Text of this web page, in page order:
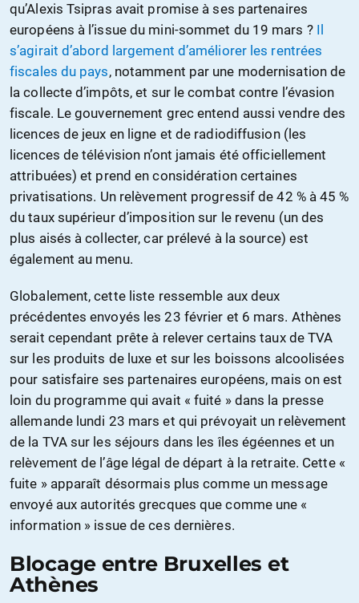
qu’Alexis Tsipras avait promise à ses partenaires
européens à l’issue du mini-sommet du 19 mars ? Il
s’agirait d’abord largement d’améliorer les rentrées
fiscales du pays, notamment par une modernisation de
la collecte d’impôts, et sur le combat contre l’évasion
fiscale. Le gouvernement grec entend aussi vendre des
licences de jeux en ligne et de radiodiffusion (les
licences de télévision n’ont jamais été officiellement
attribuées) et prend en considération certaines
privatisations. Un relèvement progressif de 42 % à 45 %
du taux supérieur d’imposition sur le revenu (un des
plus aisés à collecter, car prélevé à la source) est
également au menu.
Globalement, cette liste ressemble aux deux
précédentes envoyés les 23 février et 6 mars. Athènes
serait cependant prête à relever certains taux de TVA
sur les produits de luxe et sur les boissons alcoolisées
pour satisfaire ses partenaires européens, mais on est
loin du programme qui avait « fuité » dans la presse
allemande lundi 23 mars et qui prévoyait un relèvement
de la TVA sur les séjours dans les îles égéennes et un
relèvement de l’âge légal de départ à la retraite. Cette «
fuite » apparaît désormais plus comme un message
envoyé aux autorités grecques que comme une «
information » issue de ces dernières.
Blocage entre Bruxelles et
Athènes